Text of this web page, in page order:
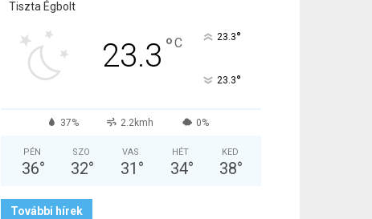
Tiszta Égbolt
23.3 °C 23.3°
23.3°
37% 2.2kmh 0%
PÉN
36°
SZO
32°
VAS
31 °
HÉT
34°
KED
38°
További hírek